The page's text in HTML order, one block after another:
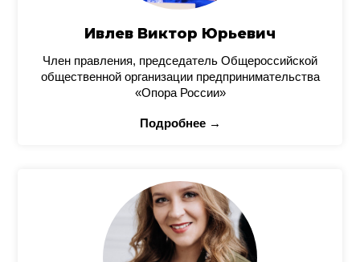
Ивлев Виктор Юрьевич
Член правления, председатель Общероссийской
общественной организации предпринимательства
«Опора России»
Подробнее →